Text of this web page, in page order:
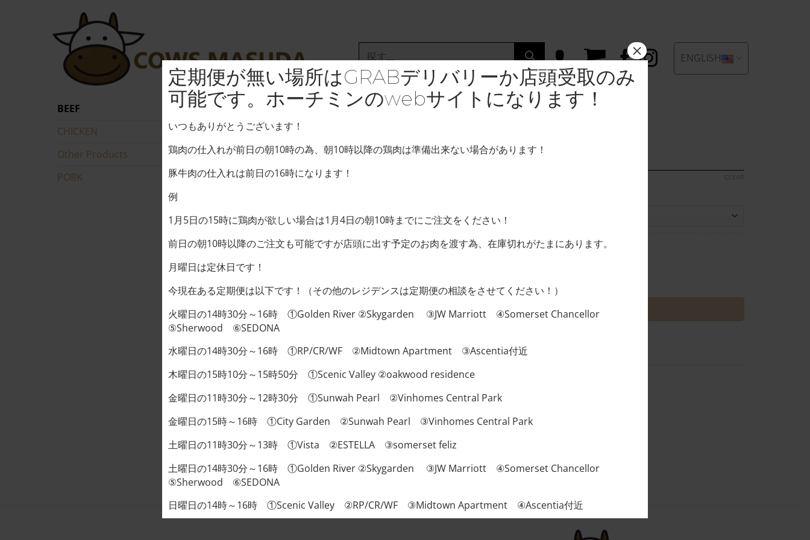
for:
ENGLISH
BEEF
CHICKEN
Other Products
PORK
Home BEEF
90,000VND/100g
Out of stock
カートに入れる
DESCRIPTION ADDITIONAL INFORMATION REVIEWS (0)
A T-bone is a piece of meat on the bone that consists of two parts, the sirloin and the fillet!
You can enjoy sirloin steak and fillet at the same time!
定期便が無い場所はGRABデリバリーか店頭受取のみ
可能です。ホーチミンのwebサイトになります！
いつもありがとうございます！
鶏肉の仕入れが前日の朝10時の為、朝10時以降の鶏肉は準備出来ない場合があります！
豚牛肉の仕入れは前日の16時になります！
例
1月5日の15時に鶏肉が欲しい場合は1月4日の朝10時までにご注文をください！
前日の朝10時以降のご注文も可能ですが店頭に出す予定のお肉を渡す為、在庫切れがたまにあります。
月曜日は定休日です！
今現在ある定期便は以下です！（その他のレジデンスは定期便の相談をさせてください！）
火曜日の14時30分～16時 ①Golden River ②Skygarden ③JW Marriott ④Somerset Chancellor
⑤Sherwood ⑥SEDONA
水曜日の14時30分～16時 ①RP/CR/WF ②Midtown Apartment ③Ascentia付近
木曜日の15時10分～15時50分 ①Scenic Valley ②oakwood residence
金曜日の11時30分～12時30分 ①Sunwah Pearl ②Vinhomes Central Park
金曜日の15時～16時 ①City Garden ②Sunwah Pearl ③Vinhomes Central Park
土曜日の11時30分～13時 ①Vista ②ESTELLA ③somerset feliz
土曜日の14時30分～16時 ①Golden River ②Skygarden ③JW Marriott ④Somerset Chancellor
⑤Sherwood ⑥SEDONA
日曜日の14時～16時 ①Scenic Valley ②RP/CR/WF ③Midtown Apartment ④Ascentia付近
×